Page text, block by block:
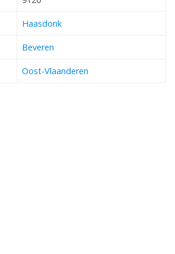
Haasdonk
Beveren
Oost-Vlaanderen